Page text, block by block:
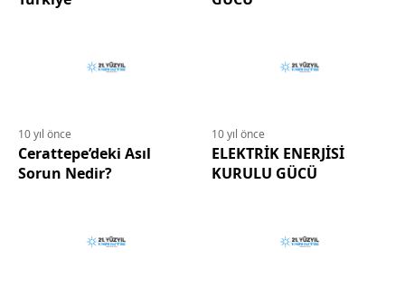
10 yıl önce
Cerattepe’deki Asıl
Sorun Nedir?
10 yıl önce
ELEKTRİK ENERJİSİ
KURULU GÜCÜ